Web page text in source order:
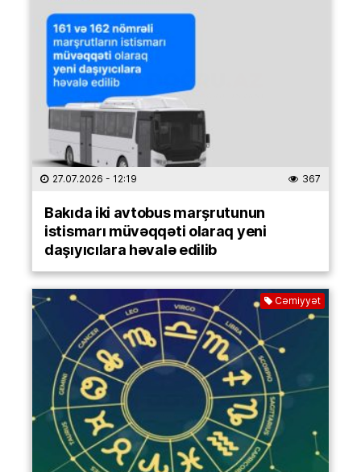
27.07.2026 - 12:19 367
Bakıda iki avtobus marşrutunun
istismarı müvəqqəti olaraq yeni
daşıyıcılara həvalə edilib
Cəmiyyət